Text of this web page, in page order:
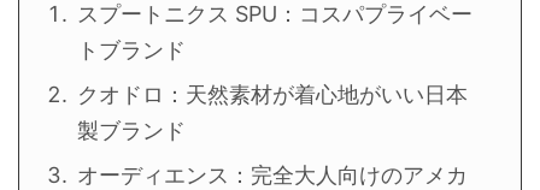
スプートニクス SPU：コスパプライベー
トブランド
クオドロ：天然素材が着心地がいい日本
製ブランド
オーディエンス：完全大人向けのアメカ